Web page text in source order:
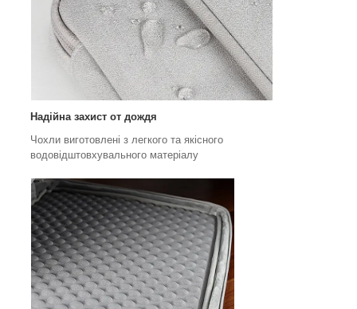
Надійна захист от дождя
Чохли виготовлені з легкого та якісного
водовідштовхувального матеріалу